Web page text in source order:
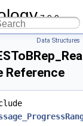
7.9.0
Data Structures
Reference